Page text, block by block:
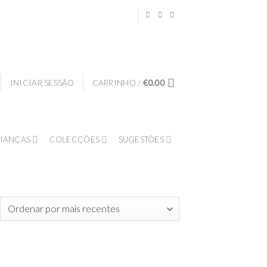
INICIAR SESSÃO CARRINHO / €0.00
COLECÇÕES SUGESTÕES